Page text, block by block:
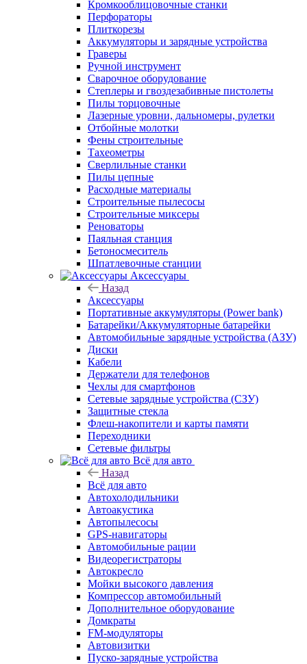
Кромкооблицовочные станки
Перфораторы
Плиткорезы
Аккумуляторы и зарядные устройства
Граверы
Ручной инструмент
Сварочное оборудование
Степлеры и гвоздезабивные пистолеты
Пилы торцовочные
Лазерные уровни, дальномеры, рулетки
Отбойные молотки
Фены строительные
Тахеометры
Сверлильные станки
Пилы цепные
Расходные материалы
Строительные пылесосы
Строительные миксеры
Реноваторы
Паяльная станция
Бетоносмеситель
Шпатлевочные станции
Аксессуары
Назад
Аксессуары
Портативные аккумуляторы (Power bank)
Батарейки/Аккумуляторные батарейки
Автомобильные зарядные устройства (АЗУ)
Диски
Кабели
Держатели для телефонов
Чехлы для смартфонов
Сетевые зарядные устройства (СЗУ)
Защитные стекла
Флеш-накопители и карты памяти
Переходники
Сетевые фильтры
Всё для авто
Назад
Всё для авто
Автохолодильники
Автоакустика
Автопылесосы
GPS-навигаторы
Автомобильные рации
Видеорегистраторы
Автокресло
Мойки высокого давления
Компрессор автомобильный
Дополнительное оборудование
Домкраты
FM-модуляторы
Автовизитки
Пуско-зарядные устройства